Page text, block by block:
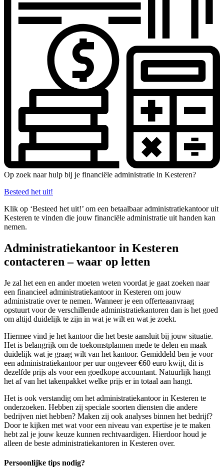
Op zoek naar hulp bij je financiële administratie in Kesteren?
Besteed het uit!
Klik op ‘Besteed het uit!’ om een betaalbaar administratiekantoor uit
Kesteren te vinden die jouw financiële administratie uit handen kan
nemen.
Administratiekantoor in Kesteren
contacteren – waar op letten
Je zal het een en ander moeten weten voordat je gaat zoeken naar
een financieel administratiekantoor in Kesteren om jouw
administratie over te nemen. Wanneer je een offerteaanvraag
opstuurt voor de verschillende administratiekantoren dan is het goed
om altijd duidelijk te zijn in wat je wilt en wat je zoekt.
Hiermee vind je het kantoor die het beste aansluit bij jouw situatie.
Het is belangrijk om de toekomstplannen mede te delen en maak
duidelijk wat je graag wilt van het kantoor. Gemiddeld ben je voor
een administratiekantoor per uur ongeveer €60 euro kwijt, dit is
dezelfde prijs als voor een goedkope accountant. Natuurlijk hangt
het af van het takenpakket welke prijs er in totaal aan hangt.
Het is ook verstandig om het administratiekantoor in Kesteren te
onderzoeken. Hebben zij speciale soorten diensten die andere
bedrijven niet hebben? Maken zij ook analyses binnen het bedrijf?
Door te kijken met wat voor een niveau van expertise je te maken
hebt zal je jouw keuze kunnen rechtvaardigen. Hierdoor houd je
alleen de beste administratiekantoren in Kesteren over.
Persoonlijke tips nodig?